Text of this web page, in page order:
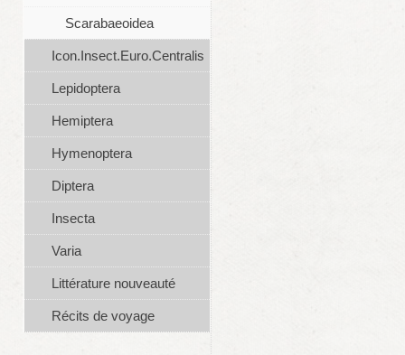
Scarabaeoidea
Icon.Insect.Euro.Centralis
Lepidoptera
Hemiptera
Hymenoptera
Diptera
Insecta
Varia
Littérature nouveauté
Récits de voyage